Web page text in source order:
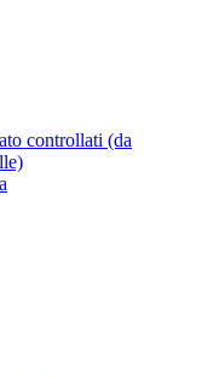
controllati (da